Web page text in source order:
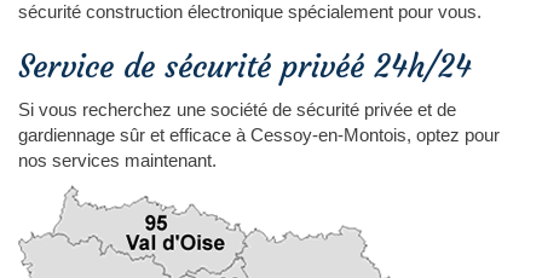
sécurité construction électronique spécialement pour vous.
Service de sécurité privéé 24h/24
Si vous recherchez une société de sécurité privée et de
gardiennage sûr et efficace à Cessoy-en-Montois, optez pour
nos services maintenant.